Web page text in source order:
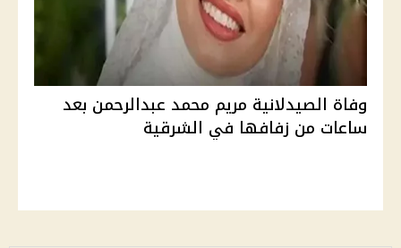
وفاة الصيدلانية مريم محمد عبدالرحمن بعد
ساعات من زفافها في الشرقية